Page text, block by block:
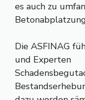
es auch zu
Die ASFINAG
und Experten